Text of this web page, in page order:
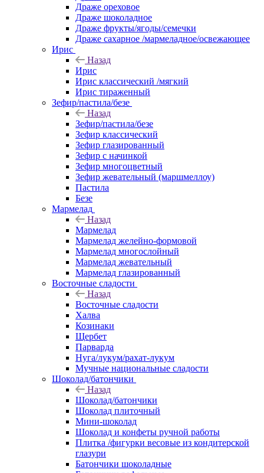
Драже ореховое
Драже шоколадное
Драже фрукты/ягоды/семечки
Драже сахарное /мармеладное/освежающее
Ирис
Назад
Ирис
Ирис классический /мягкий
Ирис тираженный
Зефир/пастила/безе
Назад
Зефир/пастила/безе
Зефир классический
Зефир глазированный
Зефир с начинкой
Зефир многоцветный
Зефир жевательный (маршмеллоу)
Пастила
Безе
Мармелад
Назад
Мармелад
Мармелад желейно-формовой
Мармелад многослойный
Мармелад жевательный
Мармелад глазированный
Восточные сладости
Назад
Восточные сладости
Халва
Козинаки
Щербет
Парварда
Нуга/лукум/рахат-лукум
Мучные национальные сладости
Шоколад/батончики
Назад
Шоколад/батончики
Шоколад плиточный
Мини-шоколад
Шоколад и конфеты ручной работы
Плитка /фигурки весовые из кондитерской
глазури
Батончики шоколадные